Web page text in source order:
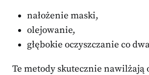
nałożenie maski,
olejowanie,
głębokie oczyszczanie co
Te metody skutecznie nawilżają